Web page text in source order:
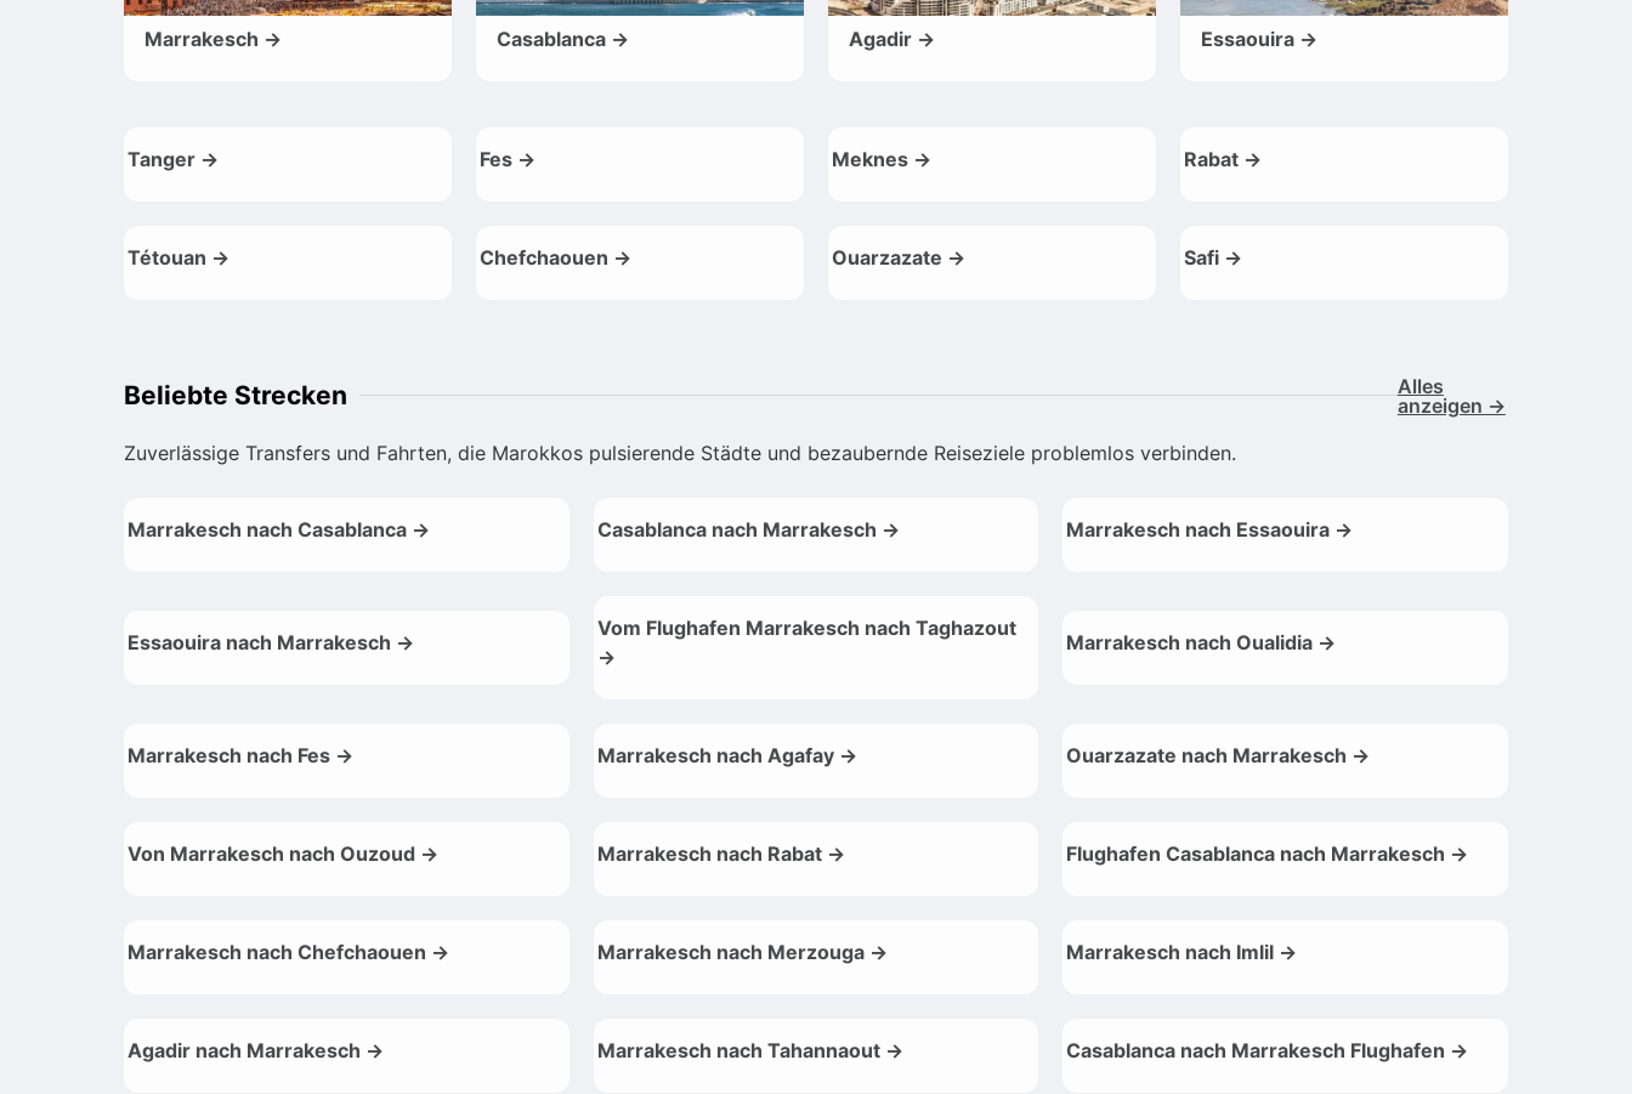
Marrakesch → Casablanca → Agadir → Essaouira →
Tanger → Fes → Meknes → Rabat →
Tétouan → Chefchaouen → Ouarzazate → Safi →
Beliebte Strecken
Alles
anzeigen →
Zuverlässige Transfers und Fahrten, die Marokkos pulsierende Städte und bezaubernde Reiseziele problemlos verbinden.
Marrakesch nach Casablanca → Casablanca nach Marrakesch → Marrakesch nach Essaouira →
Essaouira nach Marrakesch →
Vom Flughafen Marrakesch nach Taghazout
→
Marrakesch nach Oualidia →
Marrakesch nach Fes → Marrakesch nach Agafay → Ouarzazate nach Marrakesch →
Von Marrakesch nach Ouzoud → Marrakesch nach Rabat → Flughafen Casablanca nach Marrakesch →
Marrakesch nach Chefchaouen → Marrakesch nach Merzouga → Marrakesch nach Imlil →
Agadir nach Marrakesch → Marrakesch nach Tahannaout → Casablanca nach Marrakesch Flughafen →